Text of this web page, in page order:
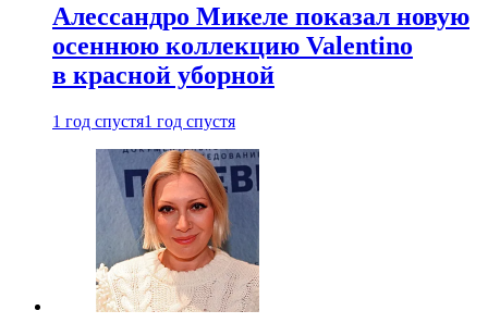
Алессандро Микеле показал новую
осеннюю коллекцию Valentino
в красной уборной
1 год спустя1 год спустя